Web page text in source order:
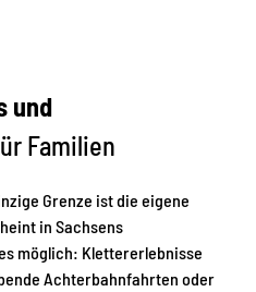
und
Familien
Grenze ist die eigene
in Sachsens
möglich: Klettererlebnisse
Achterbahnfahrten oder